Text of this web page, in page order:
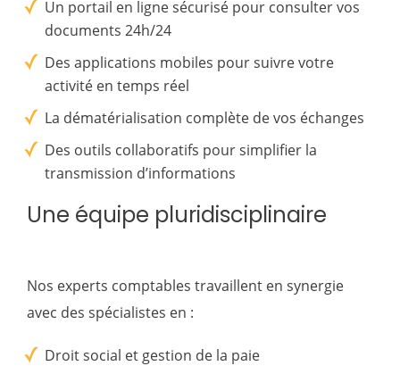
Un portail en ligne sécurisé pour consulter vos
documents 24h/24
Des applications mobiles pour suivre votre
activité en temps réel
La dématérialisation complète de vos échanges
Des outils collaboratifs pour simplifier la
transmission d’informations
Une équipe pluridisciplinaire
Nos experts comptables travaillent en synergie
avec des spécialistes en :
Droit social et gestion de la paie